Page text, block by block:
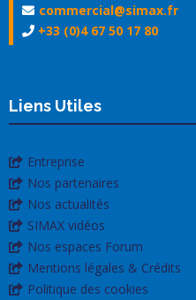
commercial@simax.fr
+33 (0)4 67 50 17 80
Liens Utiles
Entreprise
Nos partenaires
Nos actualités
SIMAX vidéos
Nos espaces Forum
Mentions légales & Crédits
Politique des cookies